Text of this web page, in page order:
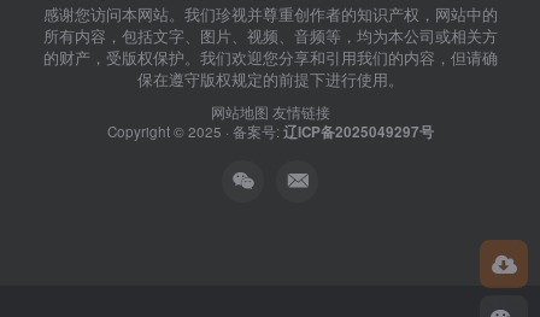
感谢您访问本网站。我们珍视并尊重创作者的知识产权，网站中的
所有内容，包括文字、图片、视频、音频等，均为本公司或相关方
的财产，受版权保护。我们欢迎您分享和引用我们的内容，但请确
保在遵守版权规定的前提下进行使用。
网站地图 友情链接
Copyright © 2025 · 备案号: 辽ICP备2025049297号